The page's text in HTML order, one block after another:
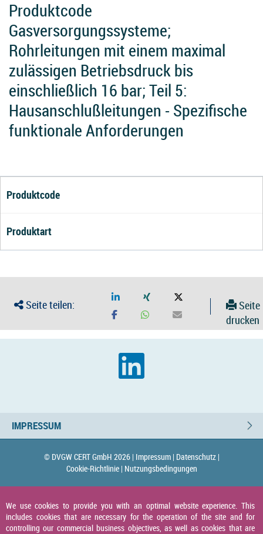
Produktcode
Gasversorgungssysteme;
Rohrleitungen mit einem maximal
zulässigen Betriebsdruck bis
einschließlich 16 bar; Teil 5:
Hausanschlußleitungen - Spezifische
funktionale Anforderungen
Produktcode
Produktart
Seite teilen:
Seite
drucken
IMPRESSUM
© DVGW CERT GmbH 2026 | Impressum | Datenschutz |
Cookie-Richtlinie | Nutzungsbedingungen
We use cookies to provide you with an optimal website experience. This
includes cookies that are necessary for the operation of the site and for
controlling our commercial business objectives, as well as cookies that are